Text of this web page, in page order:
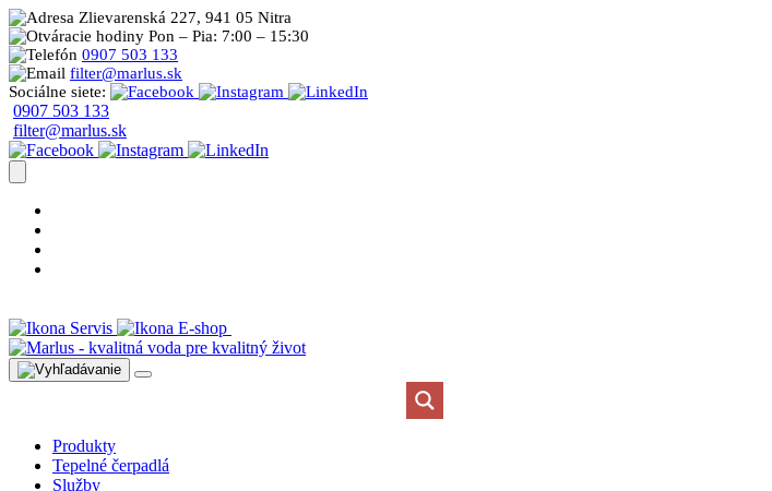
Zlievarenská 227, 941 05 Nitra
Pon – Pia: 7:00 – 15:30
0907 503 133
filter@marlus.sk
Sociálne siete:
0907 503 133
filter@marlus.sk
Servis E-shop
Produkty
Tepelné čerpadlá
Služby